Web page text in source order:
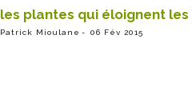
les plantes qui éloignent les
Patrick Mioulane 06 Fév 2015